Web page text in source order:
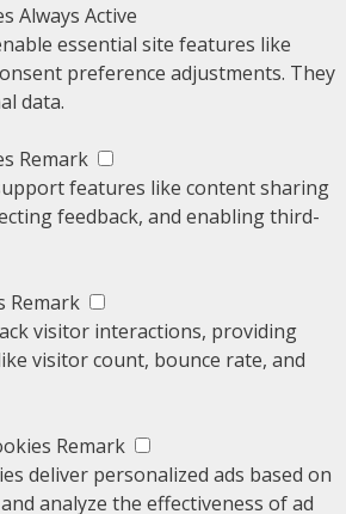
Always Active
essential site features like
preference adjustments. They
data.
Remark
features like content sharing
feedback, and enabling third-
Remark
visitor interactions, providing
visitor count, bounce rate, and
Remark
deliver personalized ads based on
analyze the effectiveness of ad